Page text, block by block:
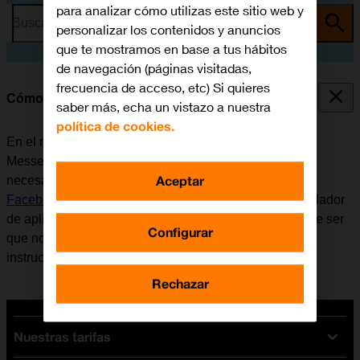
Busca por problema o tema
Cómo utilizar Facebook Messenger
En el móvil se puede utilizar la aplicación Facebook
Messenger. Antes de utilizar Facebook Messenger, es
necesario
configurar el móvil para internet
Facebook Messenger. Tener en cuenta que el desarrollador
de aplicaciones va actualizando la app y por eso puede ser
que no coincida exactamente con el contenido de esta
instrucción.
Nuestras tarifas
para analizar cómo utilizas este sitio web y
personalizar los contenidos y anuncios
que te mostramos en base a tus hábitos
de navegación (páginas visitadas,
frecuencia de acceso, etc) Si quieres
saber más, echa un vistazo a nuestra
política de cookies.
Configurar
Rechazar
Aceptar